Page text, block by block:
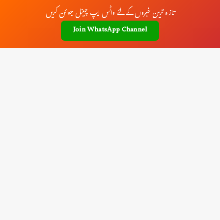
تازہ ترین خبروں کے لئے واٹس ایپ چینل جوائن کریں
Join WhatsApp Channel